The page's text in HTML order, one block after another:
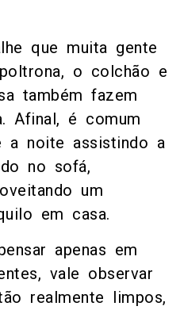
que muita gente
o colchão e
também fazem
Afinal, é comum
a noite assistindo a
no sofá,
um
em casa.
apenas em
vale observar
realmente limpos,